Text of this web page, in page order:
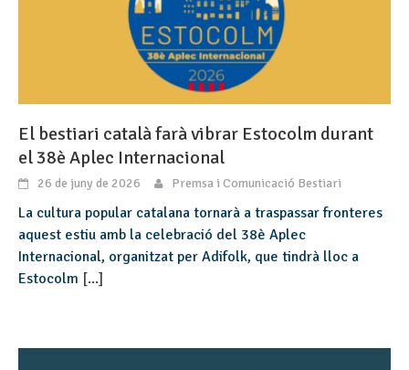
El bestiari català farà vibrar Estocolm durant
el 38è Aplec Internacional
26 de juny de 2026 Premsa i Comunicació Bestiari
La cultura popular catalana tornarà a traspassar fronteres
aquest estiu amb la celebració del 38è Aplec
Internacional, organitzat per Adifolk, que tindrà lloc a
Estocolm [...]